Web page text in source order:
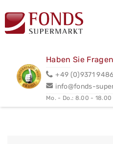
Haben Sie
+49 (0)9371
info@fonds-
Mo. - Do.: 8.00 - 18.00